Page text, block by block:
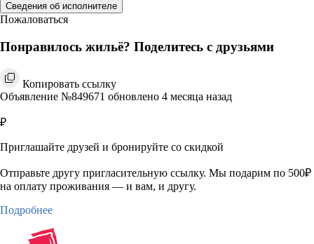
Сведения об исполнителе
Пожаловаться
Понравилось жильё? Поделитесь с друзьями
Копировать ссылку
Объявление №849671 обновлено 4 месяца назад
₽
Приглашайте друзей и бронируйте со скидкой
Отправьте другу пригласительную ссылку. Мы подарим по 500₽
на оплату проживания — и вам, и другу.
Подробнее